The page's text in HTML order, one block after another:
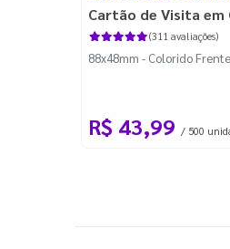
Cartão de Visita em
(311 avaliações)
88x48mm - Colorido
R$ 43,99 / 500